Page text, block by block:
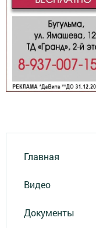
Главная
Видео
Документы